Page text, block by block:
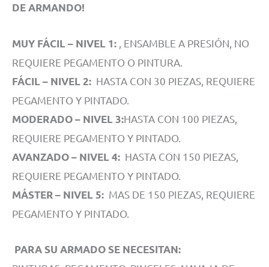
DE ARMANDO!
MUY FÁCIL – NIVEL 1: , ENSAMBLE A PRESIÓN, NO
REQUIERE PEGAMENTO O PINTURA.
FÁCIL – NIVEL 2: HASTA CON 30 PIEZAS, REQUIERE
PEGAMENTO Y PINTADO.
MODERADO – NIVEL 3:HASTA CON 100 PIEZAS,
REQUIERE PEGAMENTO Y PINTADO.
AVANZADO – NIVEL 4: HASTA CON 150 PIEZAS,
REQUIERE PEGAMENTO Y PINTADO.
MÁSTER – NIVEL 5: MAS DE 150 PIEZAS, REQUIERE
PEGAMENTO Y PINTADO.
PARA SU ARMADO SE NECESITAN: